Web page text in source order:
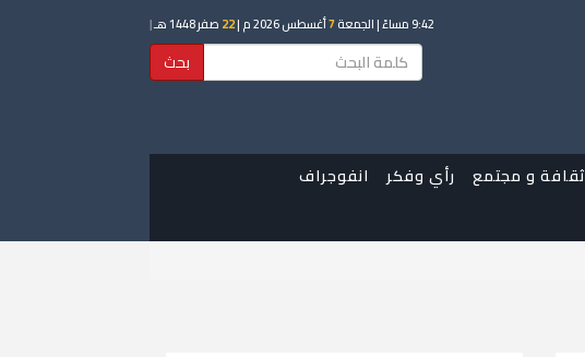
9:42 مساءً | الجمعة7أغسطس 2026 م | 22 صفر 1448 هـ |
بحث
ثقافة و مجتمع رأي وفكر
انفوجراف